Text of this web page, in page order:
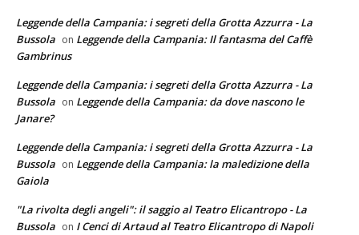
Leggende della Campania: i segreti della Grotta Azzurra - La
Bussola on Leggende della Campania: Il fantasma del Caffè
Gambrinus
Leggende della Campania: i segreti della Grotta Azzurra - La
Bussola on Leggende della Campania: da dove nascono le
Janare?
Leggende della Campania: i segreti della Grotta Azzurra - La
Bussola on Leggende della Campania: la maledizione della
Gaiola
"La rivolta degli angeli": il saggio al Teatro Elicantropo - La
Bussola on I Cenci di Artaud al Teatro Elicantropo di Napoli